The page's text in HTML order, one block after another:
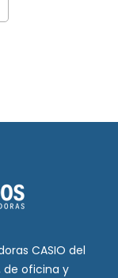
CASIO del
de oficina y